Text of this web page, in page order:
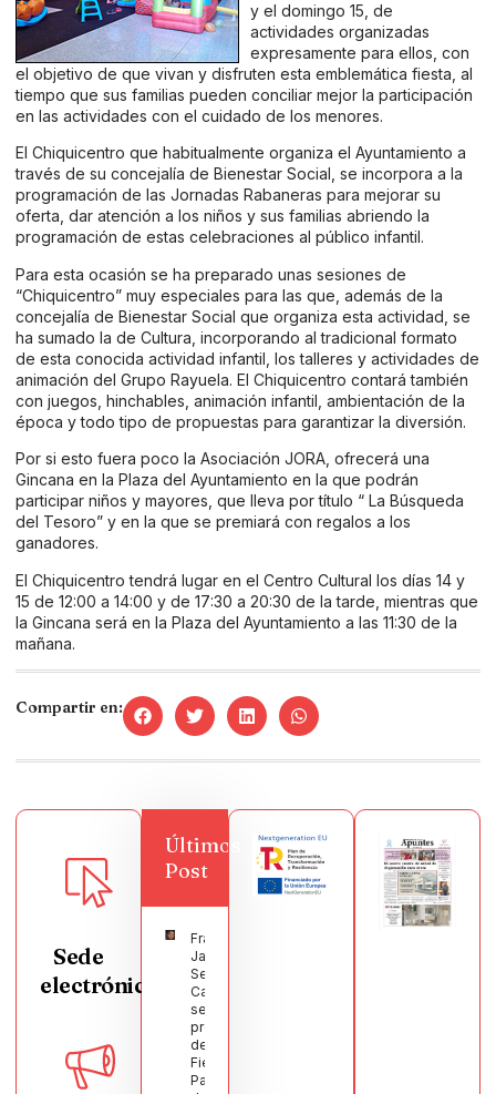
y el domingo 15, de
actividades organizadas
expresamente para ellos, con
el objetivo de que vivan y disfruten esta emblemática fiesta, al
tiempo que sus familias pueden conciliar mejor la participación
en las actividades con el cuidado de los menores.
El Chiquicentro que habitualmente organiza el Ayuntamiento a
través de su concejalía de Bienestar Social, se incorpora a la
programación de las Jornadas Rabaneras para mejorar su
oferta, dar atención a los niños y sus familias abriendo la
programación de estas celebraciones al público infantil.
Para esta ocasión se ha preparado unas sesiones de
“Chiquicentro” muy especiales para las que, además de la
concejalía de Bienestar Social que organiza esta actividad, se
ha sumado la de Cultura, incorporando al tradicional formato
de esta conocida actividad infantil, los talleres y actividades de
animación del Grupo Rayuela. El Chiquicentro contará también
con juegos, hinchables, animación infantil, ambientación de la
época y todo tipo de propuestas para garantizar la diversión.
Por si esto fuera poco la Asociación JORA, ofrecerá una
Gincana en la Plaza del Ayuntamiento en la que podrán
participar niños y mayores, que lleva por título “ La Búsqueda
del Tesoro” y en la que se premiará con regalos a los
ganadores.
El Chiquicentro tendrá lugar en el Centro Cultural los días 14 y
15 de 12:00 a 14:00 y de 17:30 a 20:30 de la tarde, mientras que
la Gincana será en la Plaza del Ayuntamiento a las 11:30 de la
mañana.
Compartir en:
Sede
electrónica
Últimos
Post
Francisco
Javier
Segura
Castellanos
será el
pregonero
de las
Fiestas
Patronales